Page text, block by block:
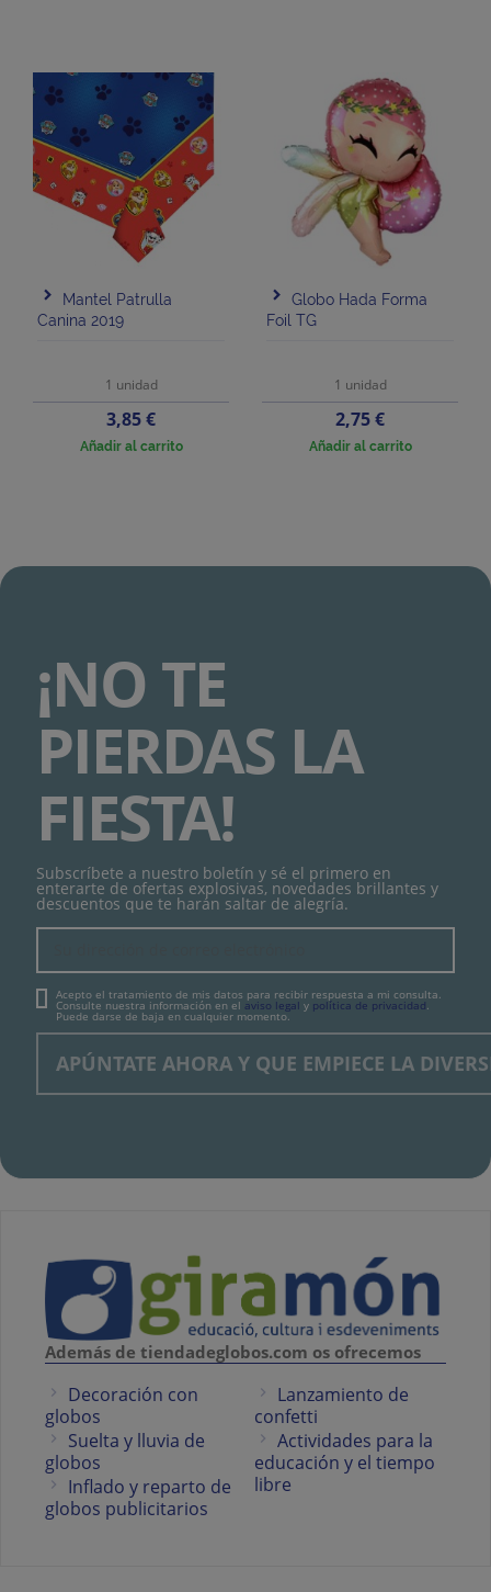
Mantel Patrulla
Canina 2019
1 unidad
Precio
3,85 €
Añadir al carrito
Globo Hada Forma
Foil TG
1 unidad
Precio
2,75 €
Añadir al carrito
¡NO TE
PIERDAS LA
FIESTA!
Subscríbete a nuestro boletín y sé el primero en
enterarte de ofertas explosivas, novedades brillantes y
descuentos que te harán saltar de alegría.
Acepto el tratamiento de mis datos para recibir respuesta a mi consulta.
Consulte nuestra información en el aviso legal y política de privacidad
Puede darse de baja en cualquier momento.
Además de tiendadeglobos.com os ofrecemos
Decoración con
globos
Suelta y lluvia de
globos
Inflado y reparto de
globos publicitarios
Lanzamiento de
confetti
Actividades para la
educación y el tiempo
libre